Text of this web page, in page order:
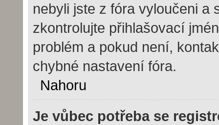
nebyli jste z fóra vyloučeni a
zkontrolujte přihlašovací
problém a pokud není,
chybné nastavení fóra.
Nahoru
Je vůbec potřeba se